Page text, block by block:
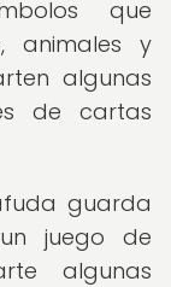
que
animales y
algunas
de cartas
guarda
juego de
algunas